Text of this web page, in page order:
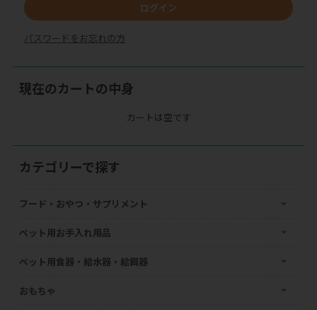
ログイン
パスワードをお忘れの方
現在のカートの中身
カートは空です
カテゴリーで探す
フード・おやつ・サプリメント
ペット用お手入れ用品
ペット用食器・給水器・給餌器
おもちゃ